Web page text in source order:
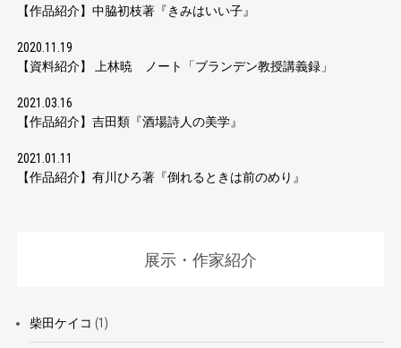
【作品紹介】中脇初枝著『きみはいい子』
2020.11.19
【資料紹介】 上林暁 ノート「ブランデン教授講義録」
2021.03.16
【作品紹介】吉田類『酒場詩人の美学』
2021.01.11
【作品紹介】有川ひろ著『倒れるときは前のめり』
展示・作家紹介
柴田ケイコ (1)